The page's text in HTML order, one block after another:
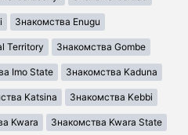
Знакомства Enugu
Territory Знакомства Gombe
Imo State Знакомства Kaduna
Katsina Знакомства Kebbi
Kwara Знакомства Kwara State